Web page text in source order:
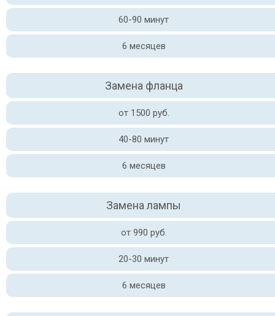
60-90 минут
6 месяцев
Замена фланца
от 1500 руб.
40-80 минут
6 месяцев
Замена лампы
от 990 руб.
20-30 минут
6 месяцев